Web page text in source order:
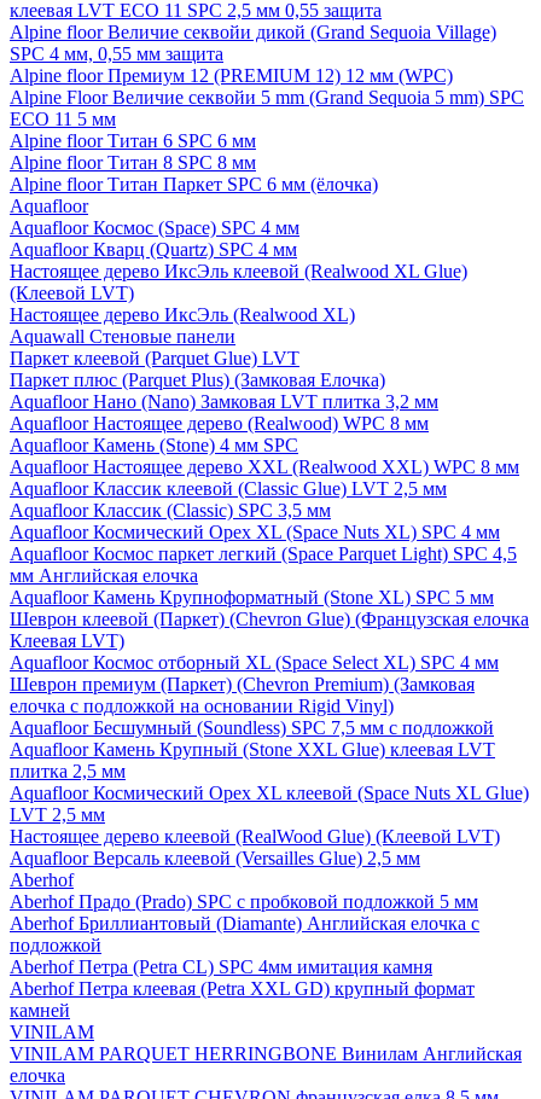
клеевая LVT ECO 11 SPC 2,5 мм 0,55 защита
Alpine floor Величие секвойи дикой (Grand Sequoia Village)
SPC 4 мм, 0,55 мм защита
Alpine floor Премиум 12 (PREMIUM 12) 12 мм (WPC)
Alpine Floor Величие секвойи 5 mm (Grand Sequoia 5 mm) SPC
ECO 11 5 мм
Alpine floor Титан 6 SPC 6 мм
Alpine floor Титан 8 SPC 8 мм
Alpine floor Титан Паркет SPC 6 мм (ёлочка)
Aquafloor
Aquafloor Космос (Space) SPC 4 мм
Aquafloor Кварц (Quartz) SPC 4 мм
Настоящее дерево ИксЭль клеевой (Realwood XL Glue)
(Клеевой LVT)
Настоящее дерево ИксЭль (Realwood XL)
Aquawall Стеновые панели
Паркет клеевой (Parquet Glue) LVT
Паркет плюс (Parquet Plus) (Замковая Елочка)
Aquafloor Нано (Nano) Замковая LVT плитка 3,2 мм
Aquafloor Настоящее дерево (Realwood) WPC 8 мм
Aquafloor Камень (Stone) 4 мм SPC
Aquafloor Настоящее дерево XXL (Realwood XXL) WPC 8 мм
Aquafloor Классик клеевой (Classic Glue) LVT 2,5 мм
Aquafloor Классик (Classic) SPC 3,5 мм
Aquafloor Космический Орех XL (Space Nuts XL) SPC 4 мм
Aquafloor Космос паркет легкий (Space Parquet Light) SPC 4,5
мм Английская елочка
Aquafloor Камень Крупноформатный (Stone XL) SPC 5 мм
Шеврон клеевой (Паркет) (Chevron Glue) (Французская елочка
Клеевая LVT)
Aquafloor Космос отборный XL (Space Select XL) SPC 4 мм
Шеврон премиум (Паркет) (Chevron Premium) (Замковая
елочка с подложкой на основании Rigid Vinyl)
Aquafloor Бесшумный (Soundless) SPC 7,5 мм с подложкой
Aquafloor Камень Крупный (Stone XXL Glue) клеевая LVT
плитка 2,5 мм
Aquafloor Космический Орех XL клеевой (Space Nuts XL Glue)
LVT 2,5 мм
Настоящее дерево клеевой (RealWood Glue) (Клеевой LVT)
Aquafloor Версаль клеевой (Versailles Glue) 2,5 мм
Aberhof
Aberhof Прадо (Prado) SPC с пробковой подложкой 5 мм
Aberhof Бриллиантовый (Diamante) Английская елочка с
подложкой
Aberhof Петра (Petra CL) SPC 4мм имитация камня
Aberhof Петра клеевая (Petra XXL GD) крупный формат
камней
VINILAM
VINILAM PARQUET HERRINGBONE Винилам Английская
елочка